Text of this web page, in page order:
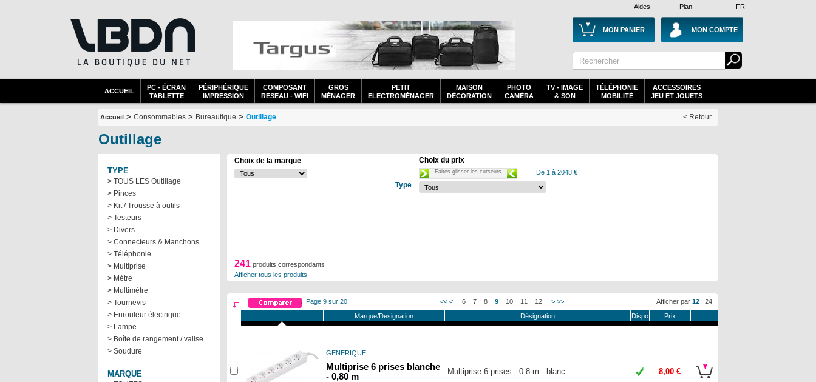
Plan
Aides FR
MON PANIER MON COMPTE
ACCUEIL
PC - ÉCRAN
TABLETTE
PÉRIPHÉRIQUE
IMPRESSION
COMPOSANT
RESEAU - WIFI
GROS
MÉNAGER
PETIT
ELECTROMÉNAGER
MAISON
DÉCORATION
PHOTO
CAMÉRA
TV - IMAGE
& SON
TÉLÉPHONIE
MOBILITÉ
ACCESSOIRES
JEU ET JOUETS
Accueil > Consommables > Bureautique > Outillage < Retour
Outillage
TYPE
> TOUS LES Outillage
> Pinces
> Kit / Trousse à outils
> Testeurs
> Divers
> Connecteurs & Manchons
> Téléphonie
> Multiprise
> Mètre
> Multimètre
> Tournevis
> Enrouleur électrique
> Lampe
> Boîte de rangement / valise
> Soudure
MARQUE
Choix de la marque Choix du prix
Faites glisser les curseurs De 1 à 2048 €
Type
241 produits correspondants
Afficher tous les produits
Afficher par 12 | 24
Page 9 sur 20 << < 6 7 8 9 10 11 12 > >>
Marque/Designation
Désignation Dispo Prix
GENERIQUE
Multiprise 6 prises blanche
- 0,80 m
Multiprise 6 prises - 0.8 m - blanc 8,00 €